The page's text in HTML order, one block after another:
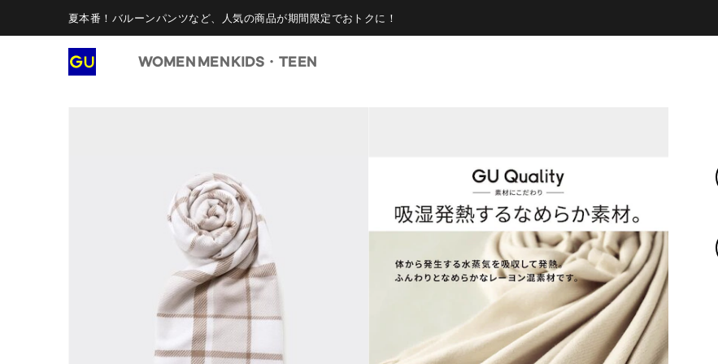
夏本番！バルーンパンツなど、人気の商品が期間限定でおトクに！
WOMEN MENKIDS・TEEN